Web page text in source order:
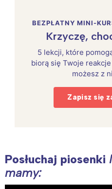
BEZPŁATNY MINI-
Krzyczę,
5 lekcji, które
biorą się Twoje
możesz z
Zapisz się
Posłuchaj piosenki
mamy: